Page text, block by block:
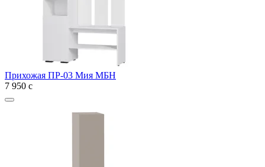
Прихожая ПР-03 Мия МБН
7 950 с